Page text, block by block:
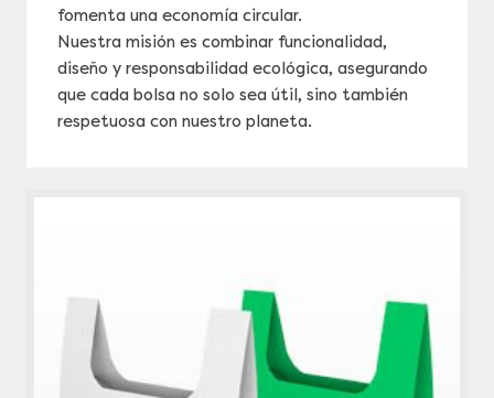
fomenta una economía circular.
Nuestra misión es combinar funcionalidad,
diseño y responsabilidad ecológica, asegurando
que cada bolsa no solo sea útil, sino también
respetuosa con nuestro planeta.